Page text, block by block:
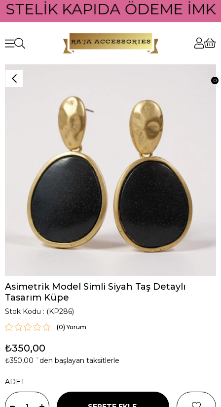
KAPIDA ÖDEME
0
Asimetrik Model Simli Siyah Taş Detaylı
Tasarım Küpe
Stok Kodu (KP286)
(0)
₺350,00
₺350,00 `den başlayan taksitlerle
ADET